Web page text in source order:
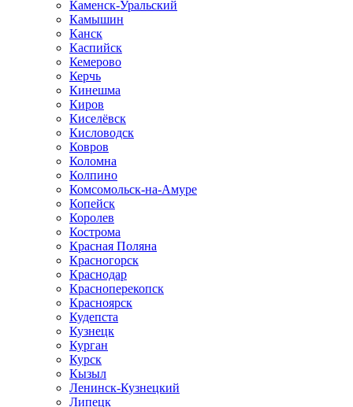
Каменск-Уральский
Камышин
Канск
Каспийск
Кемерово
Керчь
Кинешма
Киров
Киселёвск
Кисловодск
Ковров
Коломна
Колпино
Комсомольск-на-Амуре
Копейск
Королев
Кострома
Красная Поляна
Красногорск
Краснодар
Красноперекопск
Красноярск
Кудепста
Кузнецк
Курган
Курск
Кызыл
Ленинск-Кузнецкий
Липецк